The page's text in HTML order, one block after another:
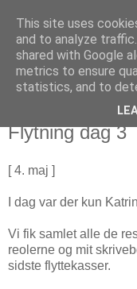
- nu med endnu mere
mandag den 5. maj
Flytning dag 3
[ 4. maj ]
I dag var der kun
Vi fik samlet alle de
reolerne og mit
sidste flyttekasser.
This site uses
and to analyze
shared with Google
metrics to ensure
statistics, and to